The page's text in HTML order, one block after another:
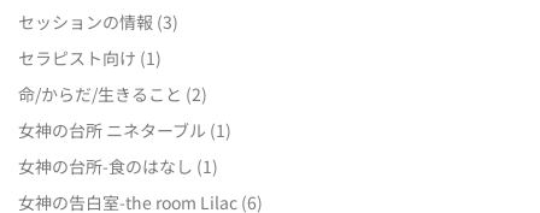
セッションの情報 (3)
セラピスト向け (1)
命/からだ/生きること (2)
女神の台所 ニネターブル (1)
女神の台所-食のはなし (1)
女神の告白室-the room Lilac (6)